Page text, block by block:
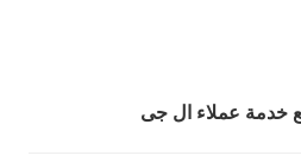
خدمة عملاء ال جى